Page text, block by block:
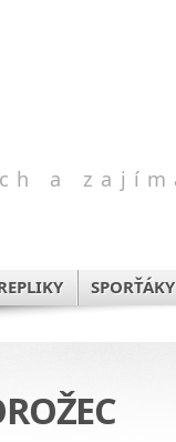
a
SPORŤÁKY